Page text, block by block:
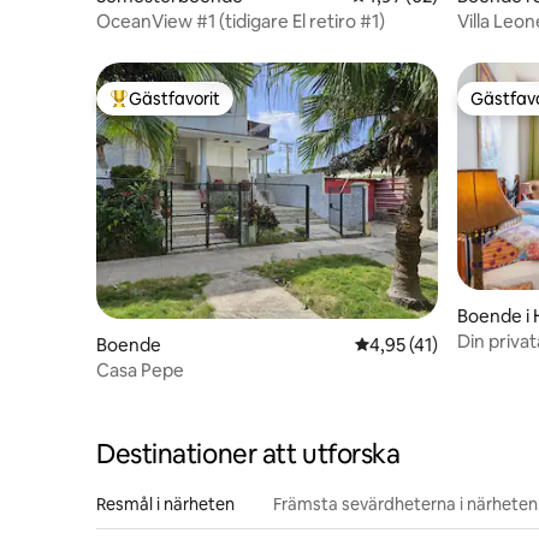
OceanView #1 (tidigare El retiro #1)
Villa
Populär gästfavorit
Gästfavorit
Boende 4,95 av 5 i
4,95 (41)
Casa Pepe
Boende i
Din
Destinationer att utforska
Resmål i närheten Främsta sevärdheterna i närheten